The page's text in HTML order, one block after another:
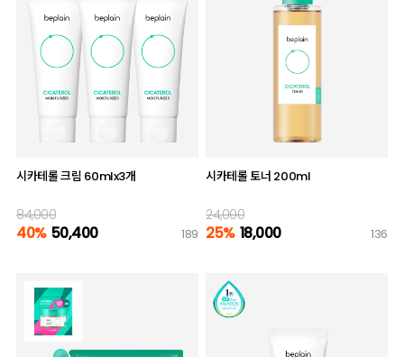
시카테롤 크림 60mlx3개
84,000
40% 50,400 189
시카테롤 토너 200ml
24,000
25% 18,000 136